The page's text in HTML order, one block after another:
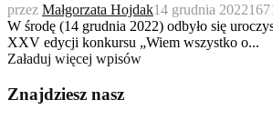
Znajdziesz nasz
przez Małgorzata Hojdak14 grudnia 2022
W środę (14 grudnia 2022) odbyło się
XXV edycji konkursu „Wiem wszystko o...
Załaduj więcej wpisów